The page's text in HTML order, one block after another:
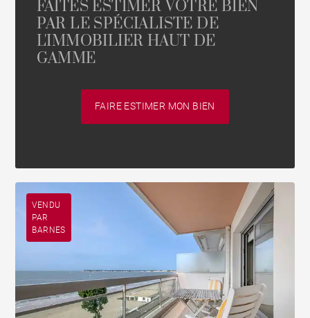
FAITES ESTIMER VOTRE BIEN
PAR LE SPÉCIALISTE DE
L'IMMOBILIER HAUT DE
GAMME
FAIRE ESTIMER MON BIEN
VENDU
PAR
BARNES